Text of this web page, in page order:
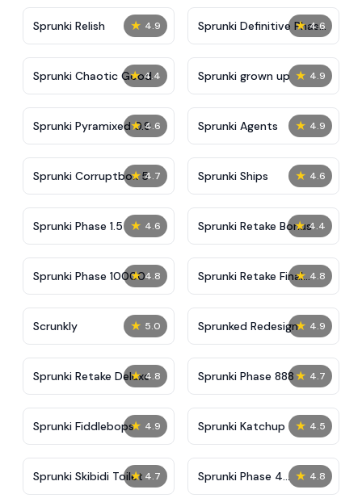
★ 4.9
Sprunki Relish ★ 4.6
Sprunki Definitive Phase
7
★ 4.4
Sprunki Chaotic Good ★ 4.9
Sprunki grown up
★ 4.6
Sprunki Pyramixed 0.9 ★ 4.9
Sprunki Agents
★ 4.7
Sprunki Corruptbox 5 ★ 4.6
Sprunki Ships
★ 4.6
Sprunki Phase 1.5 ★ 4.4
Sprunki Retake Bonus
★ 4.8
Sprunki Phase 10000 ★ 4.8
Sprunki Retake Final
Update
★ 5.0
Scrunkly ★ 4.9
Sprunked Redesign
★ 4.8
Sprunki Retake Deluxe ★ 4.7
Sprunki Phase 888
★ 4.9
Sprunki Fiddlebops ★ 4.5
Sprunki Katchup
★ 4.7
Sprunki Skibidi Toilet ★ 4.8
Sprunki Phase 4
Definitive